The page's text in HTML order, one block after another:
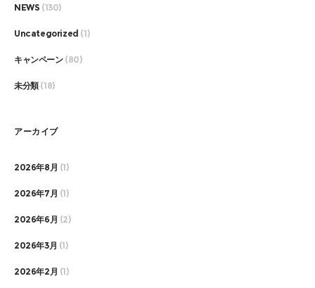
NEWS (130)
Uncategorized (1)
キャンペーン(80)
未分類(18)
アーカイブ
2026年8月 (1)
2026年7月 (1)
2026年6月 (2)
2026年3月 (1)
2026年2月 (1)